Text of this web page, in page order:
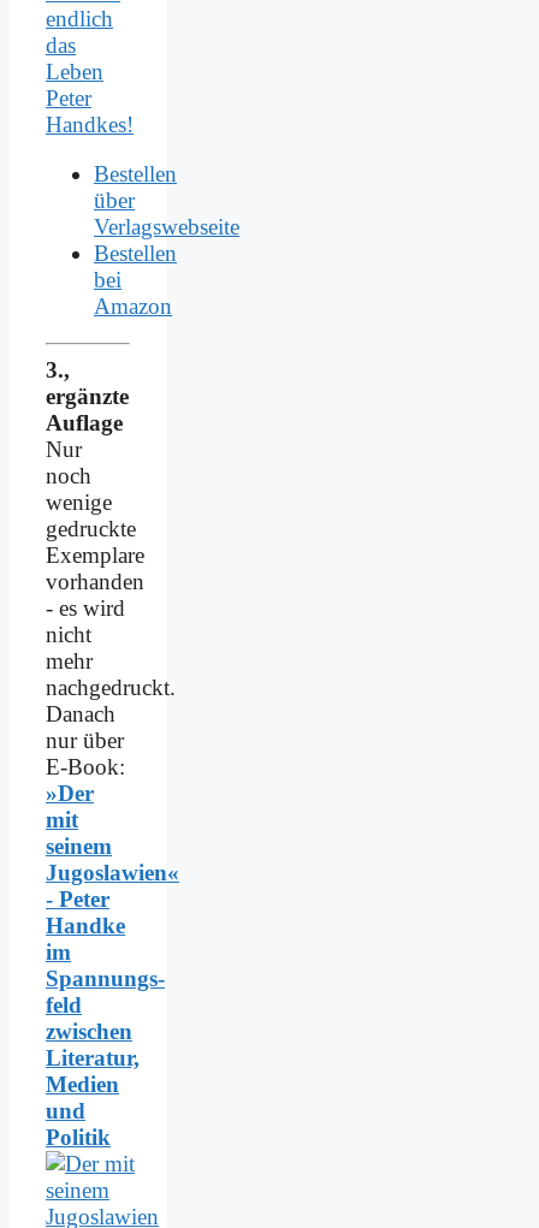
endlich
das
Leben
Peter
Handkes!
Bestellen
über
Verlagswebseite
Bestellen
bei
Amazon
3.,
ergänzte
Auflage
Nur
noch
wenige
gedruckte
Exemplare
vorhanden
- es wird
nicht
mehr
nachgedruckt.
Danach
nur über
E-Book:
»Der
mit
seinem
Jugoslawien«
- Peter
Handke
im
Spannungs­
feld
zwischen
Literatur,
Medien
und
Politik